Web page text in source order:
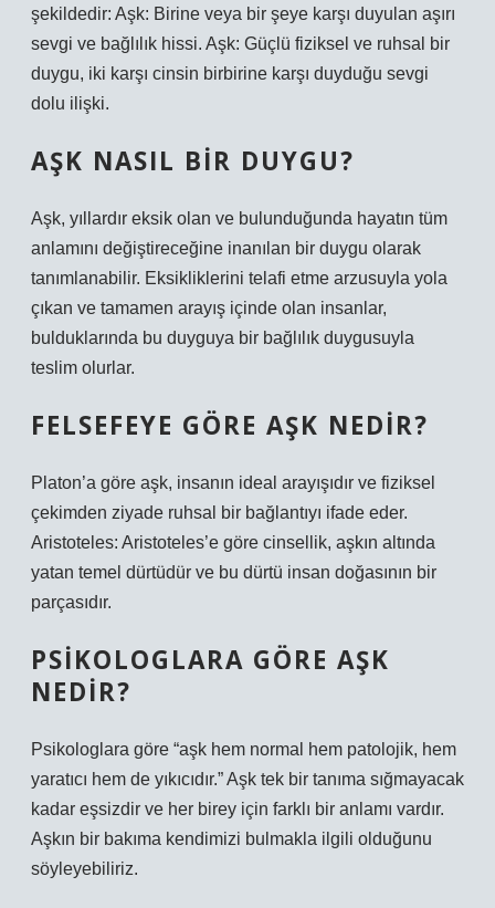
şekildedir: Aşk: Birine veya bir şeye karşı duyulan aşırı
sevgi ve bağlılık hissi. Aşk: Güçlü fiziksel ve ruhsal bir
duygu, iki karşı cinsin birbirine karşı duyduğu sevgi
dolu ilişki.
AŞK NASIL BIR DUYGU?
Aşk, yıllardır eksik olan ve bulunduğunda hayatın tüm
anlamını değiştireceğine inanılan bir duygu olarak
tanımlanabilir. Eksikliklerini telafi etme arzusuyla yola
çıkan ve tamamen arayış içinde olan insanlar,
bulduklarında bu duyguya bir bağlılık duygusuyla
teslim olurlar.
FELSEFEYE GÖRE AŞK NEDIR?
Platon’a göre aşk, insanın ideal arayışıdır ve fiziksel
çekimden ziyade ruhsal bir bağlantıyı ifade eder.
Aristoteles: Aristoteles’e göre cinsellik, aşkın altında
yatan temel dürtüdür ve bu dürtü insan doğasının bir
parçasıdır.
PSIKOLOGLARA GÖRE AŞK
NEDIR?
Psikologlara göre “aşk hem normal hem patolojik, hem
yaratıcı hem de yıkıcıdır.” Aşk tek bir tanıma sığmayacak
kadar eşsizdir ve her birey için farklı bir anlamı vardır.
Aşkın bir bakıma kendimizi bulmakla ilgili olduğunu
söyleyebiliriz.